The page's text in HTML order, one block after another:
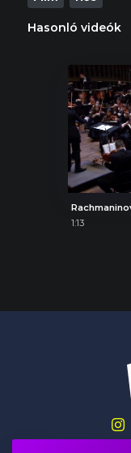
Hasonló videók
1:13